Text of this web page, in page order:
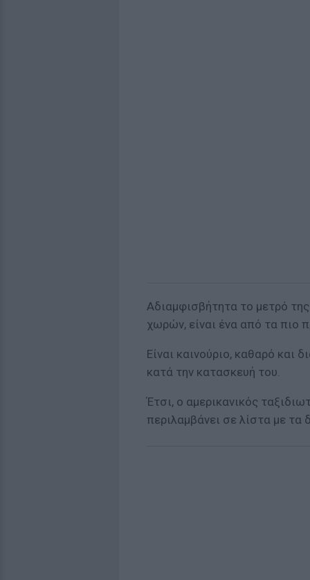
Αδιαμφισβήτητα το μετρό
χωρών, είναι ένα από τα πιο
Είναι καινούριο, καθαρό και
κατά την κατασκευή του.
Έτσι, ο αμερικανικός
περιλαμβάνει σε λίστα με τα